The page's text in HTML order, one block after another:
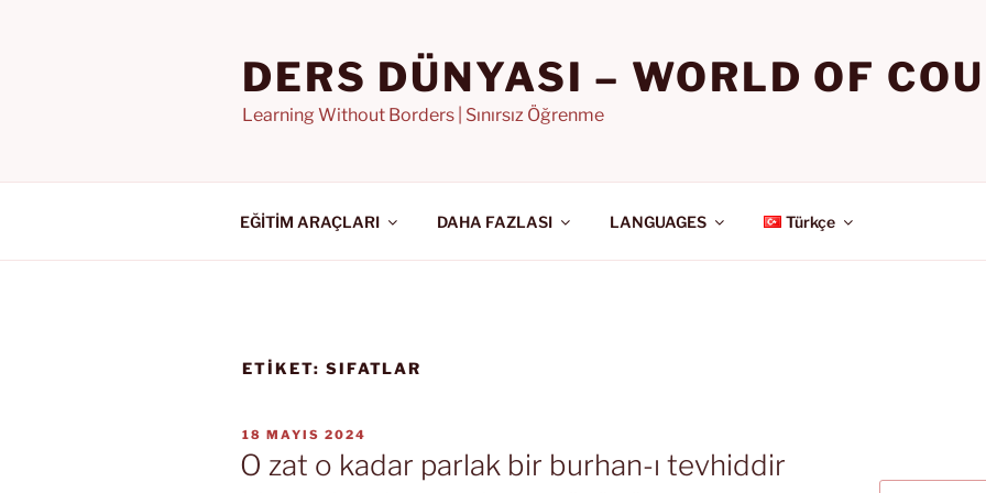
DERS DÜNYASI – WORLD OF
Learning Without Borders | Sınırsız Öğrenme
EĞİTİM ARAÇLARI DAHA FAZLASI LANGUAGES Türkçe
ETIKET: SIFATLAR
YAYIM
TARIHI
18 MAYIS 2024
O zat o kadar parlak bir burhan-ı tevhiddir